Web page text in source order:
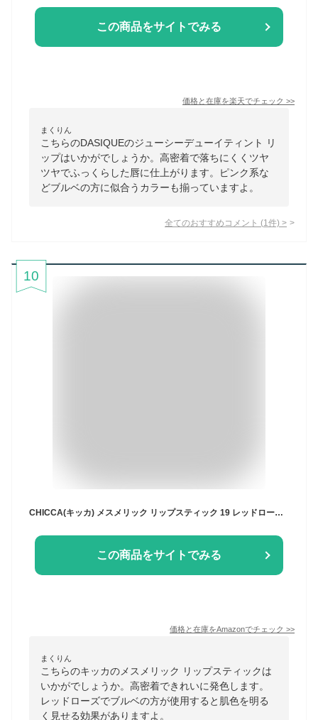
この商品をサイトでみる
価格と在庫を楽天でチェック >>
まくりん
こちらのDASIQUEのジューシーデューイティント リ
ップはいかがでしょうか。高密着で落ちにくくツヤ
ツヤでふっくらした唇に仕上がります。ピンク系な
どブルベの方に似合うカラーも揃っていますよ。
全てのおすすめコメント (1 件) >
10
CHICCA(キッカ) メスメリック リップスティック 19 レッドローズ 口紅
この商品をサイトでみる
価格と在庫をAmazonでチェック >>
まくりん
こちらのキッカのメスメリック リップスティックは
いかがでしょうか。高密着できれいに発色します。
レッドローズでブルベの方が使用すると肌色を明る
く見せる効果がありますよ。